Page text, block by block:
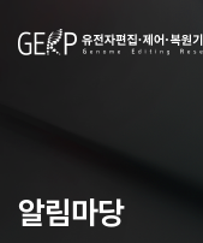
알림마당